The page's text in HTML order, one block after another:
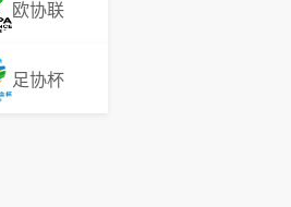
欧协联
足协杯